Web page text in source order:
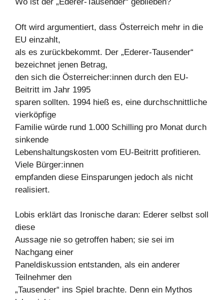
Oft wird argumentiert, dass Österreich mehr in die
EU einzahlt,
als es zurückbekommt. Der „Ederer-Tausender“
bezeichnet jenen Betrag,
den sich die Österreicher:innen durch den EU-
Beitritt im Jahr 1995
sparen sollten. 1994 hieß es, eine durchschnittliche
vierköpfige
Familie würde rund 1.000 Schilling pro Monat durch
sinkende
Lebenshaltungskosten vom EU-Beitritt profitieren.
Viele Bürger:innen
empfanden diese Einsparungen jedoch als nicht
realisiert.
Lobis erklärt das Ironische daran: Ederer selbst soll
diese
Aussage nie so getroffen haben; sie sei im
Nachgang einer
Paneldiskussion entstanden, als ein anderer
Teilnehmer den
„Tausender“ ins Spiel brachte. Denn ein Mythos